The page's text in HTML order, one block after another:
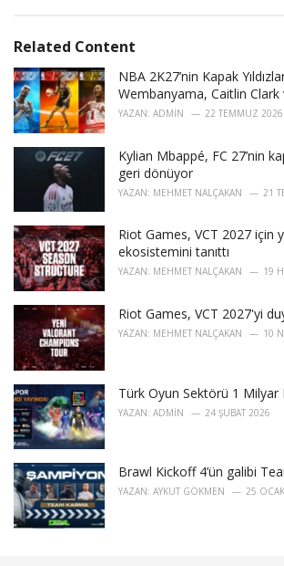
r
i
e
s
:
:Related Content
NBA 2K27’nin Kapak
Wembanyama, Caitlin
YAZAN: ADMIN 22 TEMMUZ 2026
Kylian Mbappé, FC 27’nin
geri dönüyor
YAZAN: MEHMET NALÇAKAN 21
Riot Games, VCT 2027 için
ekosistemini tanıttı
YAZAN: MEHMET NALÇAKAN 19
Riot Games, VCT 2027'yi
YAZAN: MEHMET NALÇAKAN 10
Türk Oyun Sektörü 1 Milyar
YAZAN: ADMIN 24 ŞUBAT 2026
Brawl Kickoff 4’ün galibi
YAZAN: AYKUT GÖKMEN 25